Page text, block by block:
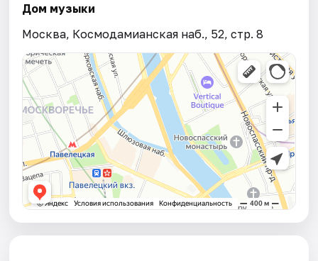
Дом музыки
Москва, Космодамианская наб., 52, стр. 8